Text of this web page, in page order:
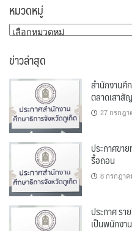
หมวดหมู่
หมวด
ข่าวล่าสุด
สำนักงานศึ
ตลาดเสา
27 กรกฎา
ประกาศข
รื้อถอน
8 กรกฎาค
ประกาศ ร
เป็นพนักงา